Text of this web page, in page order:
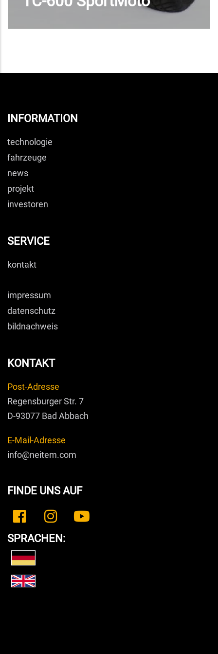
INFORMATION
technologie
fahrzeuge
news
projekt
investoren
SERVICE
kontakt
impressum
datenschutz
bildnachweis
KONTAKT
Post-Adresse
Regensburger Str. 7
D-93077 Bad Abbach
E-Mail-Adresse
info@neitem.com
FINDE UNS AUF
SPRACHEN: